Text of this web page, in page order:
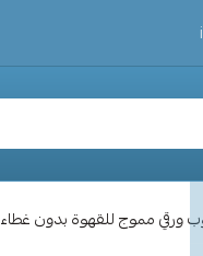
مموج للقهوة بدون غطاء 4 اونص 50 حبة (اسود)